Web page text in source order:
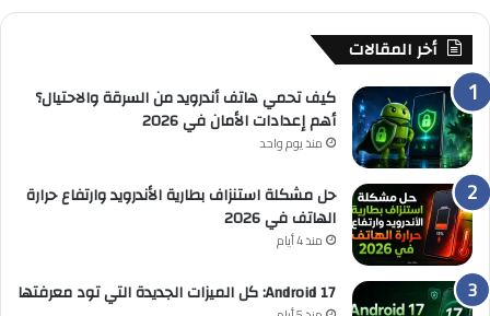
أخر المقالات
كيف تحمي هاتف أندرويد من السرقة والاحتيال؟
أهم إعدادات الأمان في 2026
منذ يوم واحد
حل مشكلة استنزاف بطارية الأندرويد وارتفاع حرارة
الهاتف في 2026
منذ 4 أيام
Android 17: كل الميزات الجديدة التي تود معرفتها